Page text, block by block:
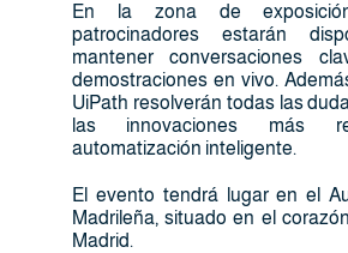
En la zona de
patrocinadores estarán
mantener conversaciones
demostraciones en vivo.
UiPath resolverán todas las
las innovaciones más
automatización inteligente.
El evento tendrá lugar en el
Madrileña, situado en el
Madrid.